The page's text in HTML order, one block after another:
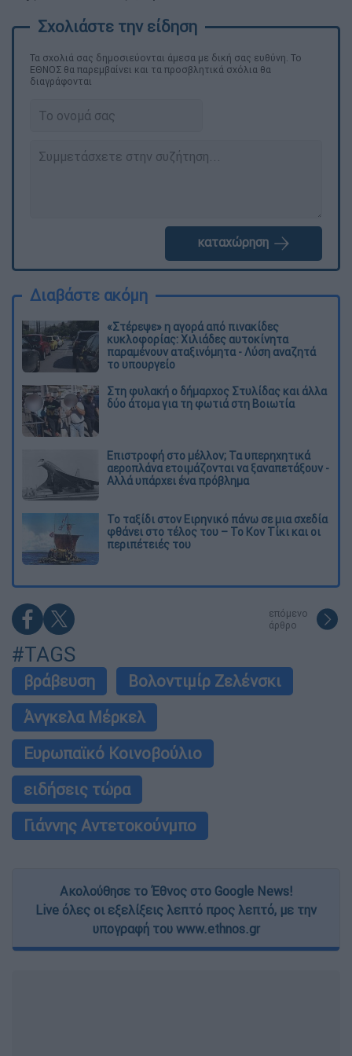
Τα σχολιά σας δημοσιεύονται άμεσα με δική σας ευθύνη. Το
ΕΘΝΟΣ θα παρεμβαίνει και τα προσβλητικά σχόλια θα
διαγράφονται
καταχώρηση
Διαβάστε ακόμη
«Στέρεψε» η αγορά από πινακίδες
κυκλοφορίας: Χιλιάδες αυτοκίνητα
παραμένουν αταξινόμητα - Λύση αναζητά
το υπουργείο
Στη φυλακή ο δήμαρχος Στυλίδας και άλλα
δύο άτομα για τη φωτιά στη Βοιωτία
Επιστροφή στο μέλλον; Τα υπερηχητικά
αεροπλάνα ετοιμάζονται να ξαναπετάξουν -
Αλλά υπάρχει ένα πρόβλημα
Το ταξίδι στον Ειρηνικό πάνω σε μια σχεδία
φθάνει στο τέλος του – Το Κον Τίκι και οι
περιπέτειές του
επόμενο
άρθρο
#TAGS
βράβευση
Βολοντιμίρ Ζελένσκι
Άνγκελα Μέρκελ
Ευρωπαϊκό Κοινοβούλιο
ειδήσεις τώρα
Γιάννης Αντετοκούνμπο
Ακολούθησε το Έθνος στο Google News!
Live όλες οι εξελίξεις λεπτό προς λεπτό, με την
υπογραφή του www.ethnos.gr